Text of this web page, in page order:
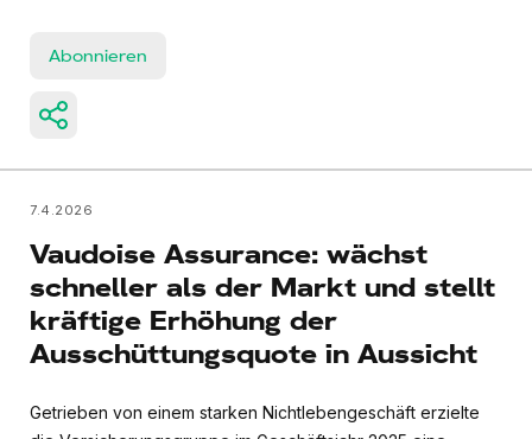
Abonnieren
7.4.2026
Vaudoise Assurance: wächst
schneller als der Markt und stellt
kräftige Erhöhung der
Ausschüttungsquote in Aussicht
Getrieben von einem starken Nichtlebengeschäft erzielte